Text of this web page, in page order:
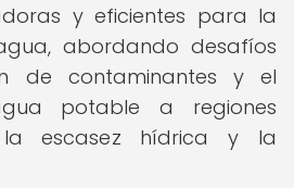
y eficientes para la
abordando desafíos
de contaminantes y el
potable a regiones
escasez hídrica y la